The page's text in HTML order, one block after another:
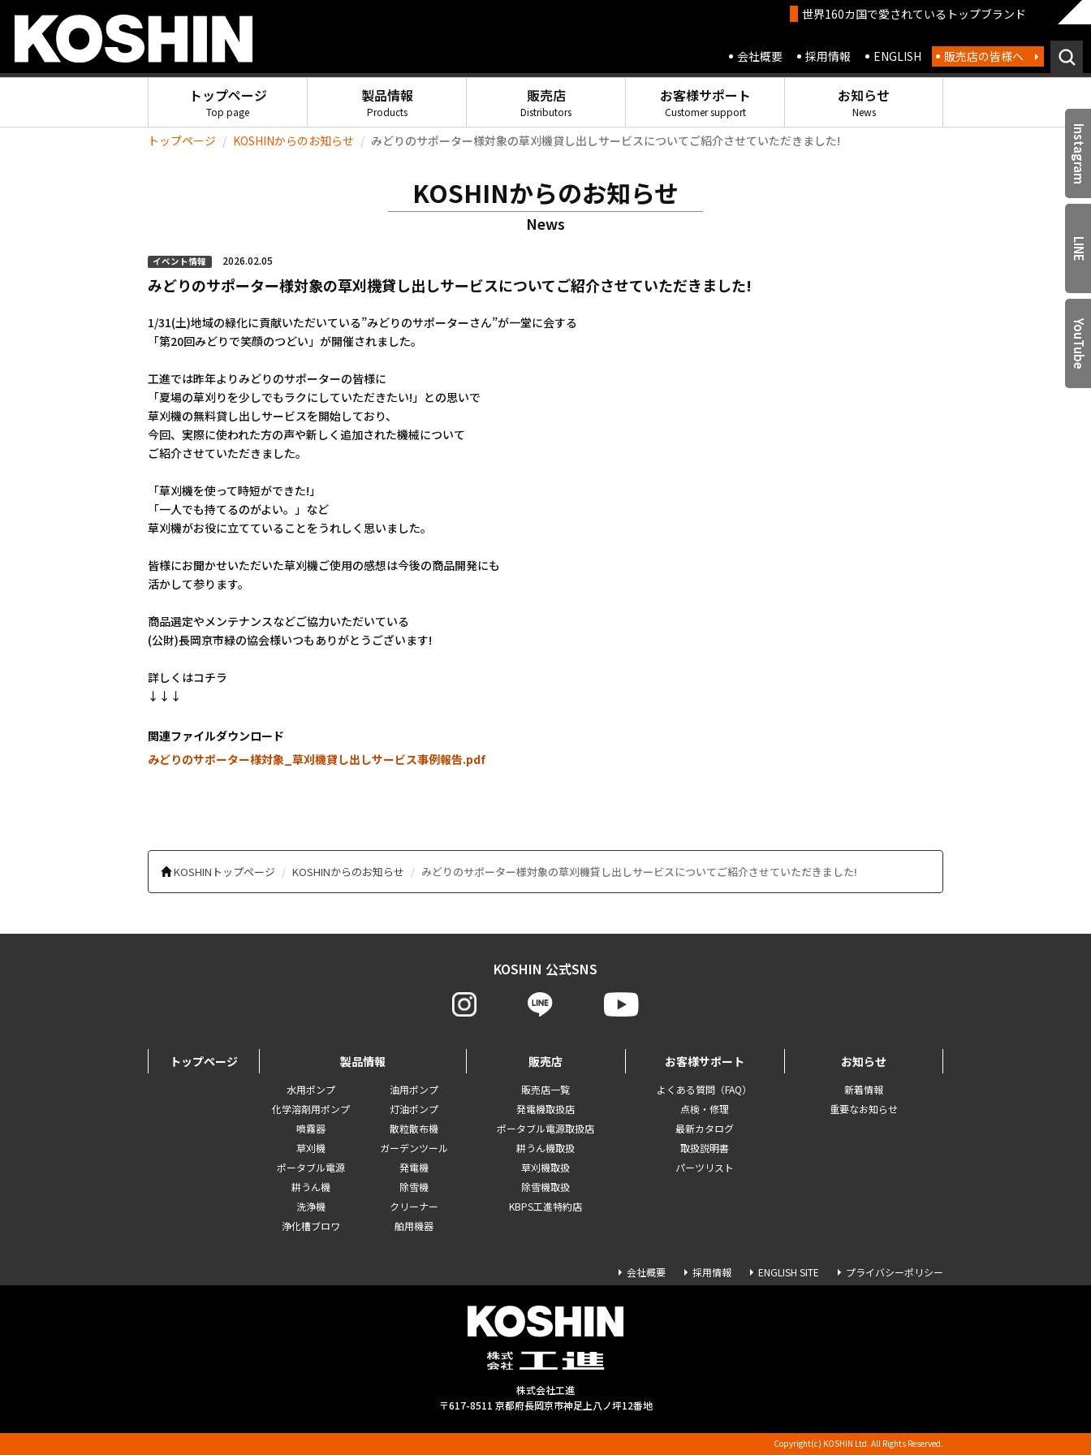
世界160カ国で愛されているトップブランド
会社概要 採用情報 ENGLISH 販売店の皆様へ
トップページ
Top page
製品情報
Products
販売店
Distributors
お客様サポート
Customer support
お知らせ
News
トップページ KOSHINからのお知らせ みどりのサポーター様対象の草刈機貸し出しサービスについてご紹介させていただきました!
KOSHINからのお知らせ
News
イベント情報 2026.02.05
みどりのサポーター様対象の草刈機貸し出しサービスについてご紹介させていただきました!
1/31(土)地域の緑化に貢献いただいている”みどりのサポーターさん”が一堂に会する
「第20回みどりで笑顔のつどい」が開催されました。
工進では昨年よりみどりのサポーターの皆様に
「夏場の草刈りを少しでもラクにしていただきたい!」との思いで
草刈機の無料貸し出しサービスを開始しており、
今回、実際に使われた方の声や新しく追加された機械について
ご紹介させていただきました。
「草刈機を使って時短ができた!」
「一人でも持てるのがよい。」など
草刈機がお役に立てていることをうれしく思いました。
皆様にお聞かせいただいた草刈機ご使用の感想は今後の商品開発にも
活かして参ります。
商品選定やメンテナンスなどご協力いただいている
(公財)長岡京市緑の協会様いつもありがとうございます!
詳しくはコチラ
↓↓↓
関連ファイルダウンロード
みどりのサポーター様対象_草刈機貸し出しサービス事例報告.pdf
KOSHINトップページ KOSHINからのお知らせ みどりのサポーター様対象の草刈機貸し出しサービスについてご紹介させていただきました!
Instagram
LINE
YouTube
KOSHIN 公式SNS
トップページ 製品情報
水用ポンプ
油用ポンプ
化学溶剤用ポンプ
灯油ポンプ
噴霧器
散粒散布機
草刈機
ガーデンツール
ポータブル電源
発電機
耕うん機
除雪機
洗浄機
クリーナー
浄化槽ブロワ
舶用機器
販売店
販売店一覧
発電機取扱店
ポータブル電源取扱店
耕うん機取扱
草刈機取扱
除雪機取扱
KBPS工進特約店
お客様サポート
よくある質問（FAQ）
点検・修理
最新カタログ
取扱説明書
パーツリスト
お知らせ
新着情報
重要なお知らせ
会社概要 採用情報 ENGLISH SITE プライバシーポリシー
株式会社工進
〒617-8511 京都府長岡京市神足上八ノ坪12番地
Copyright(c) KOSHIN Ltd. All Rights Reserved.